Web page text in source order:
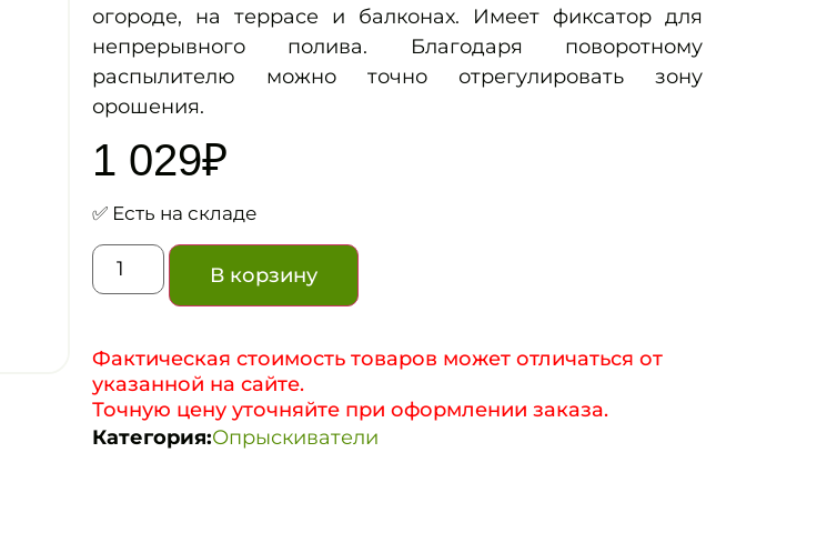
огороде, на террасе и балконах. Имеет фиксатор для
непрерывного полива. Благодаря поворотному
распылителю можно точно отрегулировать зону
орошения.
1 029₽
✅ Есть на складе
В корзину
Фактическая стоимость товаров может отличаться от
указанной на сайте.
Точную цену уточняйте при оформлении заказа.
Категория:Опрыскиватели